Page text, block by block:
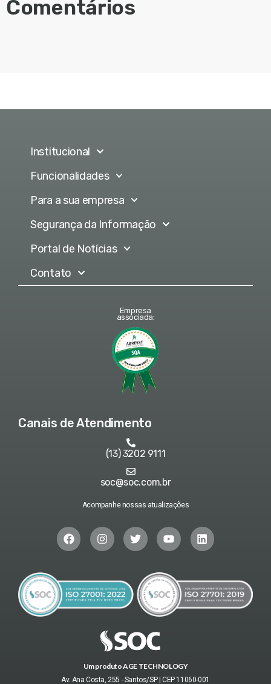
Comentários
Institucional
Funcionalidades
Para a sua empresa
Segurança da Informação
Portal de Notícias
Contato
Empresa
associada:
Canais de Atendimento
(13) 3202 9111
soc@soc.com.br
Acompanhe nossas atualizações
Um produto AGE TECHNOLOGY
Av. Ana Costa, 255 - Santos/SP | CEP 11060-001